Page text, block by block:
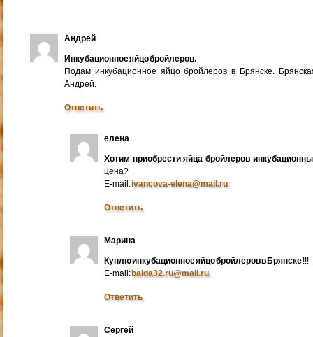
Андрей
Инкубационное яйцо бройлеров.
Подам инкубационное яйцо бройлеров в Брянске.
Андрей.
Ответить
елена
Хотим приобрести яйца бройлеров
цена?
E-mail:ivancova-elena@mail.ru
Ответить
Марина
Куплю инкубационное яйцо бройлеров в Брянске!!!
E-mail:balda32.ru@mail.ru
Ответить
Сергей